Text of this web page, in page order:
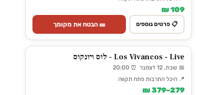
109 ₪
📋 פרטים נוספים 🎫 הבטח את מקומך
Los Vivancos - Live - לוס ויונקוס
📅 שבת, 12 דצמבר ⏰ 20:00
📍 היכל התרבות פתח תקווה
279–379 ₪